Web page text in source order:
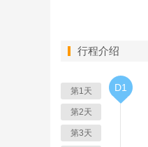
行程介绍
第1天
第2天
第3天
D1